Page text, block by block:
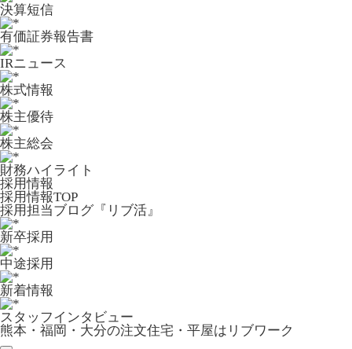
決算短信
有価証券報告書
IRニュース
株式情報
株主優待
株主総会
財務ハイライト
採用情報
採用情報TOP
採用担当ブログ『リブ活』
新卒採用
中途採用
新着情報
スタッフインタビュー
熊本・福岡・大分の注文住宅・平屋はリブワーク